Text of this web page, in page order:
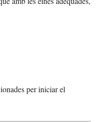
per iniciar el